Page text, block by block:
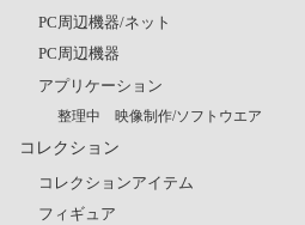
PC周辺機器/ネット
PC周辺機器
アプリケーション
整理中 映像制作/ソフトウエア
コレクション
コレクションアイテム
フィギュア